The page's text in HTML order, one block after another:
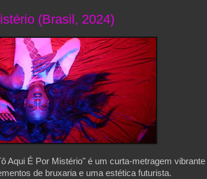
(Brasil, 2024)
Aqui É Por Mistério" é um curta-metragem vibrante
de bruxaria e uma estética futurista.